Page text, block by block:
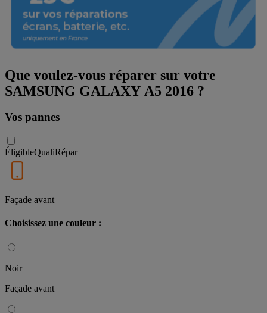
Que voulez-vous réparer sur votre
SAMSUNG GALAXY A5 2016 ?
Vos pannes
ÉligibleQualiRépar
Façade avant
Choisissez une couleur :
Noir
Façade avant